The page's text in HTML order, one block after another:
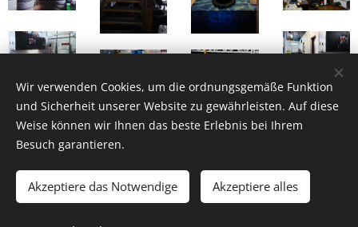
Wir verwenden Cookies, um die ordnungsgemäße Funktion
und Sicherheit unserer Website zu gewährleisten. Auf diese
Weise können wir Ihnen das beste Erlebnis bei Ihrem
Besuch garantieren.
Akzeptiere das Notwendige Akzeptiere alles